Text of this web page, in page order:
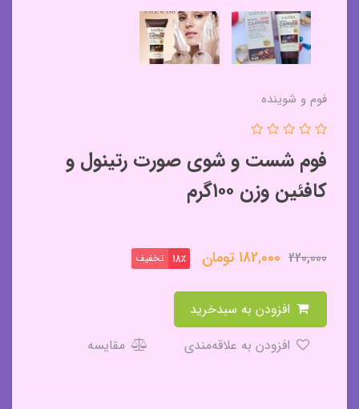
فوم و شوینده
فوم شست و شوی صورت رتینول و
کافئین وزن ۱۰۰گرم
220,000
182,000تومان 18٪ تخفیف
مقایسه